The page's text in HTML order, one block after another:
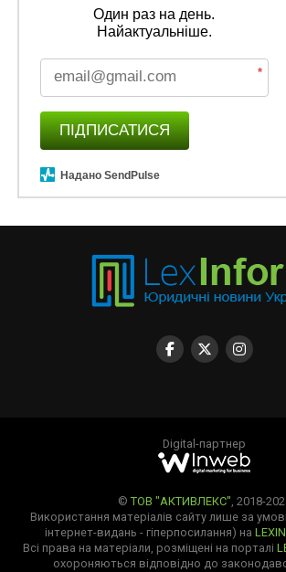
Один раз на день.
Найактуальніше.
*
ПІДПИСАТИСЯ
Надано SendPulse
Digital-партнер
© ТОВ "АКТИВЛЕКС" , 2018-
Використання матеріалів сайту лише за
інтернет-видань - гіперпосилання) на
Всі права на матеріали, розміщені на порталі
охороняються відповідно до